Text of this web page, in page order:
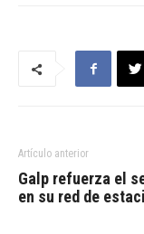
Artículo anterior
Galp refuerza el
en su red de